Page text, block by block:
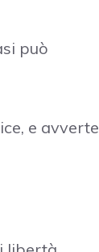
può
e avverte